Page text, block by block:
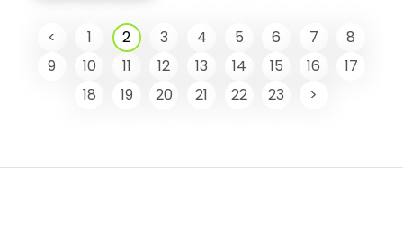
< 1 2 3 4 5 6 7
8
9
10 11 12 13 14 15 16
17
18
19 20 21 22 23 >